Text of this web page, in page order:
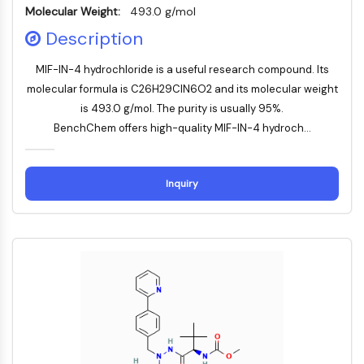
IMMUNOLOGIE/INFLAMMATION
Immunologie/Inflammation
CD19
CD6
Nectine-4
ALCAM/CD166
CD44
Récepteurs de type immunoglobuline
Molecular Weight:
493.0 g/mol
Description
MIF-IN-4 hydrochloride is a useful research compound. Its
molecular formula is C26H29ClN6O2 and its molecular weight
is 493.0 g/mol. The purity is usually 95%.
BenchChem offers high-quality MIF-IN-4 hydroch...
Inquiry